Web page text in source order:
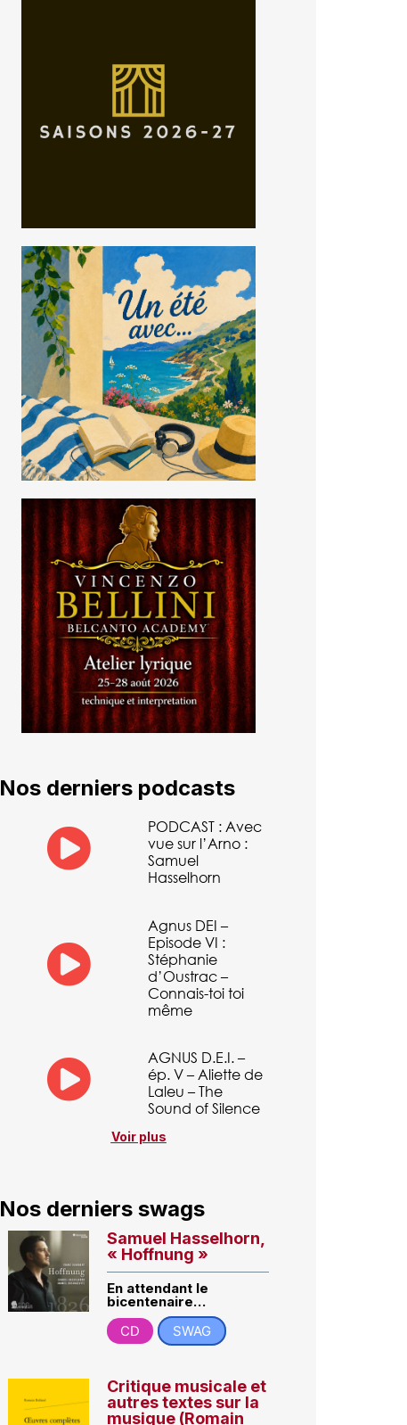
Nos derniers podcasts
PODCAST : Avec
vue sur l’Arno :
Samuel
Hasselhorn
Agnus DEI –
Episode VI :
Stéphanie
d’Oustrac –
Connais-toi toi
même
AGNUS D.E.I. –
ép. V – Aliette de
Laleu – The
Sound of Silence
Voir plus
Nos derniers swags
Samuel Hasselhorn,
« Hoffnung »
En attendant le
bicentenaire…
CD
SWAG
Critique musicale et
autres textes sur la
musique (Romain